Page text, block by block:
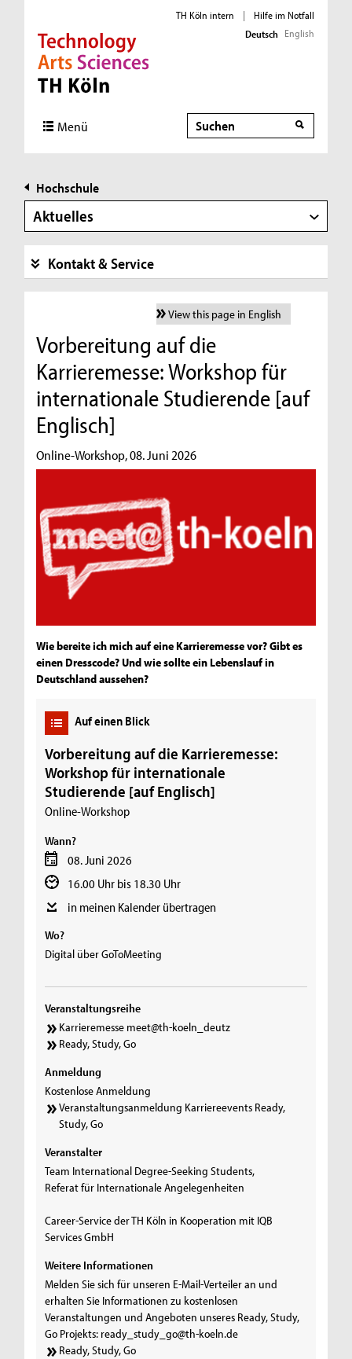
Direkt zur Hauptnavigation
Direkt zur Subnavigation
Direkt zum Inhalt
Direkt zum Fußbereich
TH Köln intern |
Hilfe im Notfall
Deutsch English
Menü Suche
Hochschule
Aktuelles
Kontakt & Service
View this page in English
Vorbereitung auf die
Karrieremesse: Workshop für
internationale Studierende [auf
Englisch]
Online-Workshop, 08. Juni 2026
Wie bereite ich mich auf eine Karrieremesse vor? Gibt es
einen Dresscode? Und wie sollte ein Lebenslauf in
Deutschland aussehen?
Auf einen Blick
Vorbereitung auf die Karrieremesse:
Workshop für internationale
Studierende [auf Englisch]
Online-Workshop
Wann?
08. Juni 2026
16.00 Uhr bis 18.30 Uhr
in meinen Kalender übertragen
Wo?
Digital über GoToMeeting
Veranstaltungsreihe
Karrieremesse meet@th-koeln_deutz
Ready, Study, Go
Anmeldung
Kostenlose Anmeldung
Veranstaltungsanmeldung Karriereevents Ready,
Study, Go
Veranstalter
Team International Degree-Seeking Students,
Referat für Internationale Angelegenheiten
Career-Service der TH Köln in Kooperation mit IQB
Services GmbH
Weitere Informationen
Melden Sie sich für unseren E-Mail-Verteiler an und
erhalten Sie Informationen zu kostenlosen
Veranstaltungen und Angeboten unseres Ready, Study,
Go Projekts: ready_study_go@th-koeln.de
Ready, Study, Go